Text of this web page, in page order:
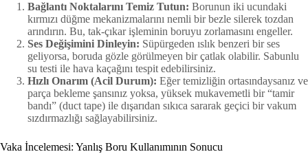
Bağlantı Noktalarını Temiz Tutun: Borunun iki ucundaki
kırmızı düğme mekanizmalarını nemli bir bezle silerek tozdan
arındırın. Bu, tak-çıkar işleminin boruyu zorlamasını engeller.
Ses Değişimini Dinleyin: Süpürgeden ıslık benzeri bir ses
geliyorsa, boruda gözle görülmeyen bir çatlak olabilir. Sabunlu
su testi ile hava kaçağını tespit edebilirsiniz.
Hızlı Onarım (Acil Durum): Eğer temizliğin ortasındaysanız ve
parça bekleme şansınız yoksa, yüksek mukavemetli bir “tamir
bandı” (duct tape) ile dışarıdan sıkıca sararak geçici bir vakum
sızdırmazlığı sağlayabilirsiniz.
Vaka İncelemesi: Yanlış Boru Kullanımının Sonucu